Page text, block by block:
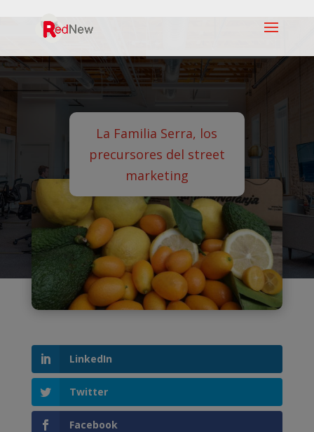
La Familia Serra, los
precursores del street
marketing
LinkedIn
Twitter
Facebook